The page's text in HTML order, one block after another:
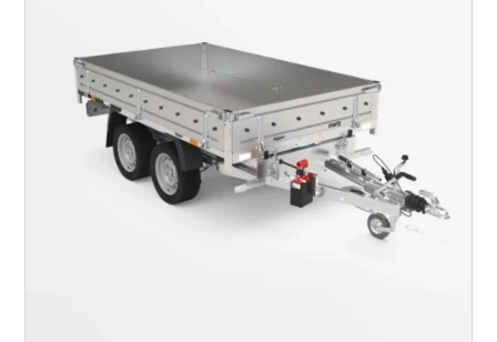
Longueur utile (mm) :2530
Plancher :Plancher en Acier